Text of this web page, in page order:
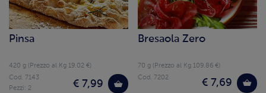
Pinsa
420 g (Prezzo al Kg 19.02 €)
€ 7,99
Cod. 7143
Pezzi: 2
Bresaola Zero
70 g (Prezzo al Kg 109.86 €)
€ 7,69
Cod. 7202